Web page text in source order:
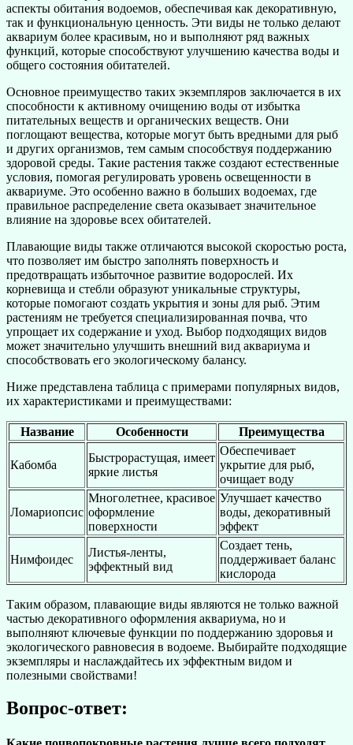
аспекты обитания водоемов, обеспечивая как декоративную,
так и функциональную ценность. Эти виды не только делают
аквариум более красивым, но и выполняют ряд важных
функций, которые способствуют улучшению качества воды и
общего состояния обитателей.
Основное преимущество таких экземпляров заключается в их
способности к активному очищению воды от избытка
питательных веществ и органических веществ. Они
поглощают вещества, которые могут быть вредными для рыб
и других организмов, тем самым способствуя поддержанию
здоровой среды. Такие растения также создают естественные
условия, помогая регулировать уровень освещенности в
аквариуме. Это особенно важно в больших водоемах, где
правильное распределение света оказывает значительное
влияние на здоровье всех обитателей.
Плавающие виды также отличаются высокой скоростью роста,
что позволяет им быстро заполнять поверхность и
предотвращать избыточное развитие водорослей. Их
корневища и стебли образуют уникальные структуры,
которые помогают создать укрытия и зоны для рыб. Этим
растениям не требуется специализированная почва, что
упрощает их содержание и уход. Выбор подходящих видов
может значительно улучшить внешний вид аквариума и
способствовать его экологическому балансу.
Ниже представлена таблица с примерами популярных видов,
их характеристиками и преимуществами:
Название Особенности Преимущества
Кабомба
Быстрорастущая, имеет
яркие листья
Обеспечивает
укрытие для рыб,
очищает воду
Ломариопсис
Многолетнее, красивое
оформление
поверхности
Улучшает качество
воды, декоративный
эффект
Нимфоидес
Листья-ленты,
эффектный вид
Создает тень,
поддерживает баланс
кислорода
Таким образом, плавающие виды являются не только важной
частью декоративного оформления аквариума, но и
выполняют ключевые функции по поддержанию здоровья и
экологического равновесия в водоеме. Выбирайте подходящие
экземпляры и наслаждайтесь их эффектным видом и
полезными свойствами!
Вопрос-ответ: